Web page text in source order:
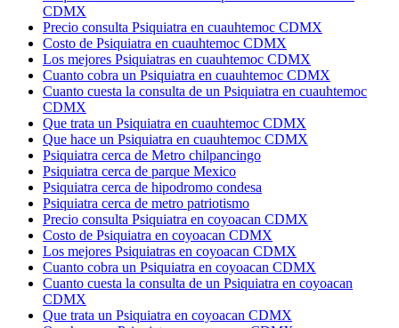
CDMX
Precio consulta Psiquiatra en cuauhtemoc CDMX
Costo de Psiquiatra en cuauhtemoc CDMX
Los mejores Psiquiatras en cuauhtemoc CDMX
Cuanto cobra un Psiquiatra en cuauhtemoc CDMX
Cuanto cuesta la consulta de un Psiquiatra en cuauhtemoc
CDMX
Que trata un Psiquiatra en cuauhtemoc CDMX
Que hace un Psiquiatra en cuauhtemoc CDMX
Psiquiatra cerca de Metro chilpancingo
Psiquiatra cerca de parque Mexico
Psiquiatra cerca de hipodromo condesa
Psiquiatra cerca de metro patriotismo
Precio consulta Psiquiatra en coyoacan CDMX
Costo de Psiquiatra en coyoacan CDMX
Los mejores Psiquiatras en coyoacan CDMX
Cuanto cobra un Psiquiatra en coyoacan CDMX
Cuanto cuesta la consulta de un Psiquiatra en coyoacan
CDMX
Que trata un Psiquiatra en coyoacan CDMX